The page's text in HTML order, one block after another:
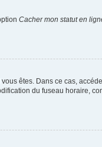
Cacher mon statut en
êtes. Dans ce cas,
du fuseau horaire,